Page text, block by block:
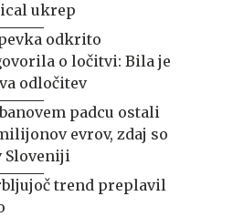
ukrep
odkrito
o ločitvi: Bila je
odločitev
padcu ostali
evrov, zdaj so
Sloveniji
trend preplavil